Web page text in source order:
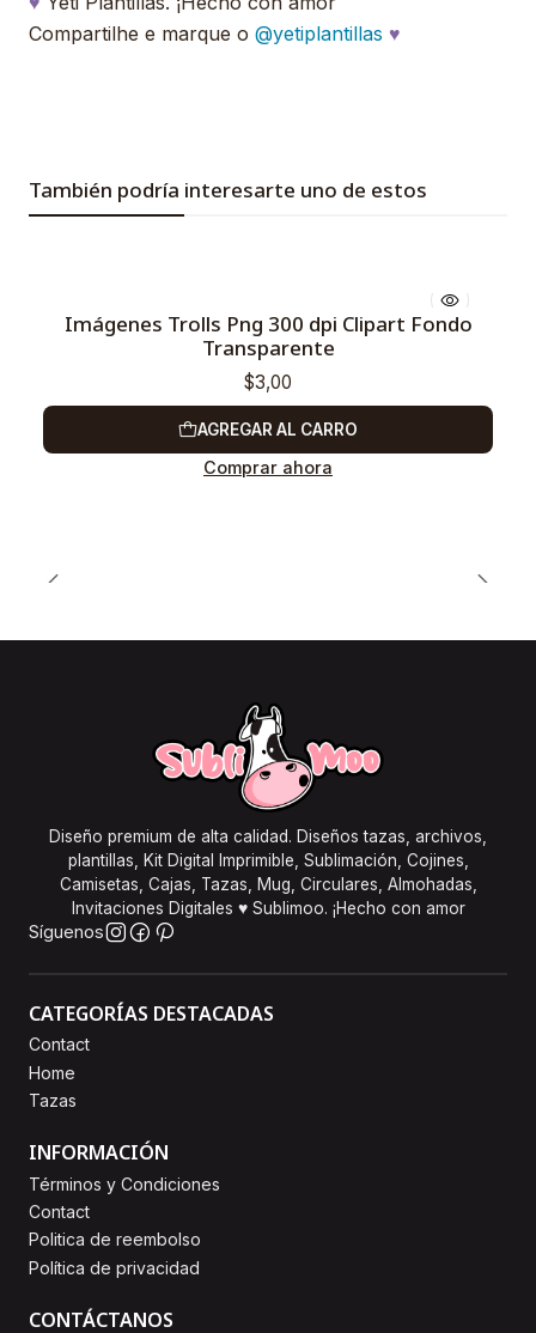
Compartilhe e marque o @yetiplantillas ♥
También podría interesarte uno de estos
Imágenes Trolls Png 300 dpi Clipart Fondo
Transparente
$3,00
AGREGAR AL CARRO
Comprar ahora
Diseño premium de alta calidad. Diseños tazas, archivos,
plantillas, Kit Digital Imprimible, Sublimación, Cojines,
Camisetas, Cajas, Tazas, Mug, Circulares, Almohadas,
Invitaciones Digitales ♥ Sublimoo. ¡Hecho con amor
Síguenos
CATEGORÍAS DESTACADAS
Contact
Home
Tazas
INFORMACIÓN
Términos y Condiciones
Contact
Politica de reembolso
Política de privacidad
CONTÁCTANOS